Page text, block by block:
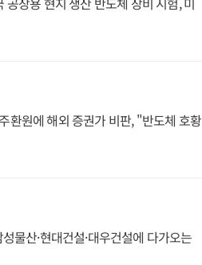
환원에 해외 증권가 비판, "반도체 호황
물산·현대건설·대우건설에 다가오는